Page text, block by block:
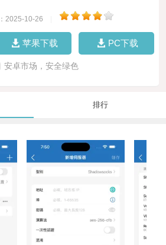
2025-10-26
苹果下载 PC下载
安卓市场，安全绿色
排行